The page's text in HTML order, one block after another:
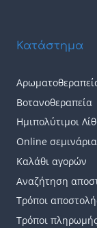
Κατάστημα
Βοτανοθεραπεία
Ημιπολύτιμοι
Online σεμινάρια
Καλάθι αγορών
Αναζήτηση
Τρόποι
Τρόποι